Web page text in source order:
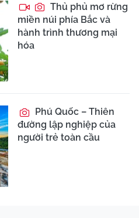
Thủ phủ mơ rừng
miền núi phía Bắc và
hành trình thương mại
hóa
Phú Quốc – Thiên
đường lập nghiệp của
người trẻ toàn cầu